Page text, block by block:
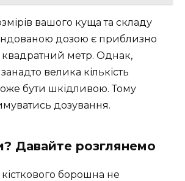
вашого куща та складу
дозою є приблизно
квадратний метр. Однак,
велика кількість
бути шкідливою. Тому
дозування.
Давайте розглянемо
борошна не